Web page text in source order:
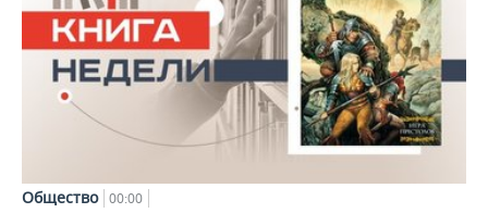
Общество 00:00